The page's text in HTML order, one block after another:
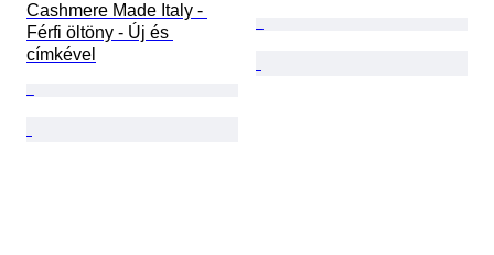
Cashmere Made Italy -
Férfi öltöny - Új és
címkével